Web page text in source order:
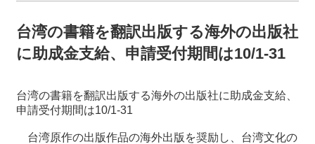
文
化
セ
ー
に
台湾の書籍を翻訳出版する海外の出版社
に助成金支給、申請受付期間は10/1-31
台湾の書籍を翻訳出版する海外の出版社に助成金支給、
申請受付期間は10/1-31
台湾原作の出版作品の海外出版を奨励し、台湾文化の